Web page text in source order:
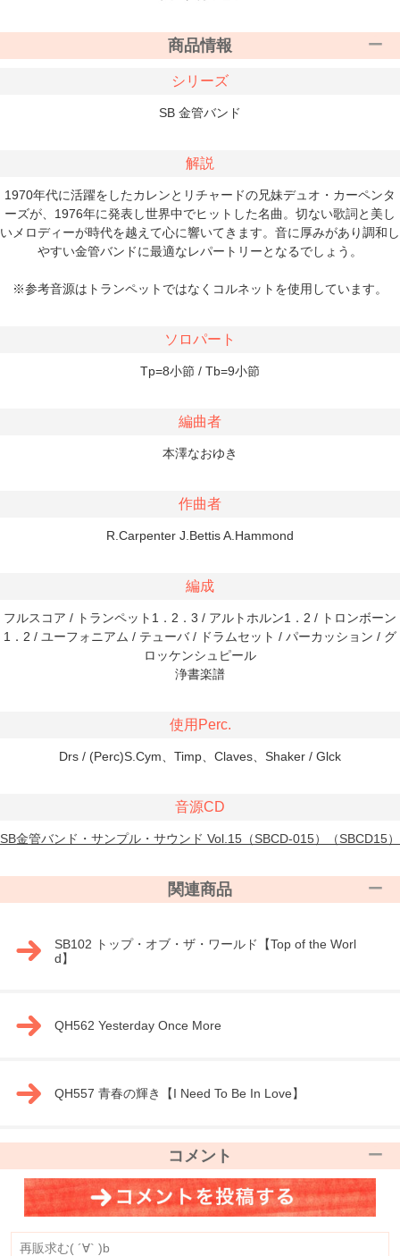
商品情報
シリーズ
SB 金管バンド
解説
1970年代に活躍をしたカレンとリチャードの兄妹デュオ・カーペンタ
ーズが、1976年に発表し世界中でヒットした名曲。切ない歌詞と美し
いメロディーが時代を越えて心に響いてきます。音に厚みがあり調和し
やすい金管バンドに最適なレパートリーとなるでしょう。
※参考音源はトランペットではなくコルネットを使用しています。
ソロパート
Tp=8小節 / Tb=9小節
編曲者
本澤なおゆき
作曲者
R.Carpenter J.Bettis A.Hammond
編成
フルスコア / トランペット1．2．3 / アルトホルン1．2 / トロンボーン
1．2 / ユーフォニアム / テューバ / ドラムセット / パーカッション / グ
ロッケンシュピール
浄書楽譜
使用Perc.
Drs / (Perc)S.Cym、Timp、Claves、Shaker / Glck
音源CD
SB金管バンド・サンプル・サウンド Vol.15（SBCD-015）（SBCD15）
関連商品
SB102 トップ・オブ・ザ・ワールド【Top of the Worl
d】
QH562 Yesterday Once More
QH557 青春の輝き【I Need To Be In Love】
コメント
再販求む( ´∀` )b